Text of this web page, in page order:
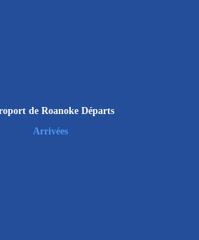
de Roanoke Départs
Arrivées